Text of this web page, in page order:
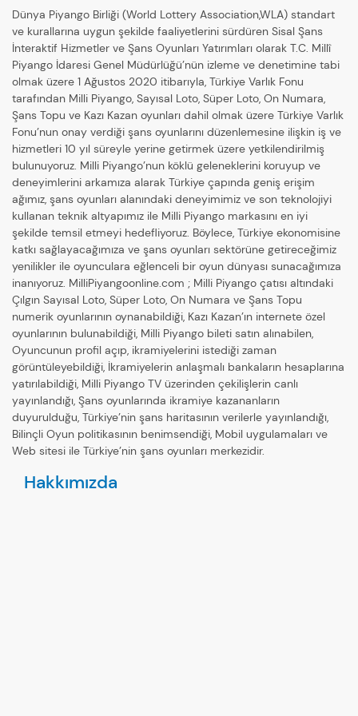
Dünya Piyango Birliği (World Lottery Association,WLA) standart
ve kurallarına uygun şekilde faaliyetlerini sürdüren Sisal Şans
İnteraktif Hizmetler ve Şans Oyunları Yatırımları olarak T.C. Millî
Piyango İdaresi Genel Müdürlüğü’nün izleme ve denetimine tabi
olmak üzere 1 Ağustos 2020 itibarıyla, Türkiye Varlık Fonu
tarafından Milli Piyango, Sayısal Loto, Süper Loto, On Numara,
Şans Topu ve Kazı Kazan oyunları dahil olmak üzere Türkiye Varlık
Fonu’nun onay verdiği şans oyunlarını düzenlemesine ilişkin iş ve
hizmetleri 10 yıl süreyle yerine getirmek üzere yetkilendirilmiş
bulunuyoruz. Milli Piyango’nun köklü geleneklerini koruyup ve
deneyimlerini arkamıza alarak Türkiye çapında geniş erişim
ağımız, şans oyunları alanındaki deneyimimiz ve son teknolojiyi
kullanan teknik altyapımız ile Milli Piyango markasını en iyi
şekilde temsil etmeyi hedefliyoruz. Böylece, Türkiye ekonomisine
katkı sağlayacağımıza ve şans oyunları sektörüne getireceğimiz
yenilikler ile oyunculara eğlenceli bir oyun dünyası sunacağımıza
inanıyoruz. MilliPiyangoonline.com ; Milli Piyango çatısı altındaki
Çılgın Sayısal Loto, Süper Loto, On Numara ve Şans Topu
numerik oyunlarının oynanabildiği, Kazı Kazan’ın internete özel
oyunlarının bulunabildiği, Milli Piyango bileti satın alınabilen,
Oyuncunun profil açıp, ikramiyelerini istediği zaman
görüntüleyebildiği, İkramiyelerin anlaşmalı bankaların hesaplarına
yatırılabildiği, Milli Piyango TV üzerinden çekilişlerin canlı
yayınlandığı, Şans oyunlarında ikramiye kazananların
duyurulduğu, Türkiye’nin şans haritasının verilerle yayınlandığı,
Bilinçli Oyun politikasının benimsendiği, Mobil uygulamaları ve
Web sitesi ile Türkiye’nin şans oyunları merkezidir.
Hakkımızda